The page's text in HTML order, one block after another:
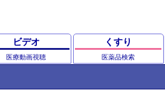
ビデオ
医療動画視聴
くすり
医薬品検索